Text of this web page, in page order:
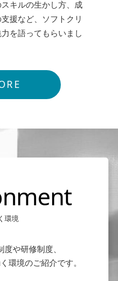
キルの生かし方、成
援など、ソフトクリ
を語ってもらいまし
環境
度や研修制度、
環境のご紹介です。